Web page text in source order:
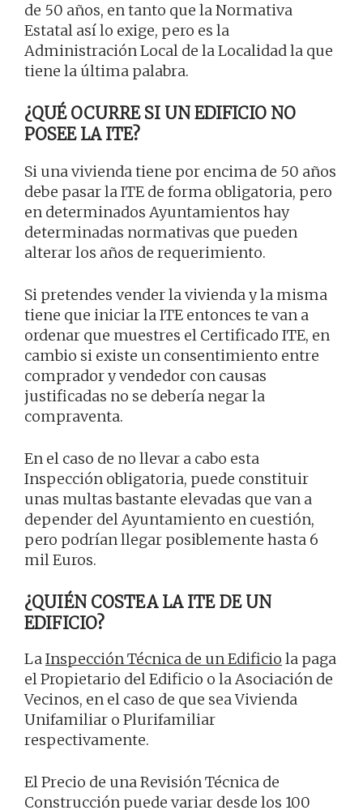
de 50 años, en tanto que la Normativa
Estatal así lo exige, pero es la
Administración Local de la Localidad la que
tiene la última palabra.
¿QUÉ OCURRE SI UN EDIFICIO NO
POSEE LA ITE?
Si una vivienda tiene por encima de 50 años
debe pasar la ITE de forma obligatoria, pero
en determinados Ayuntamientos hay
determinadas normativas que pueden
alterar los años de requerimiento.
Si pretendes vender la vivienda y la misma
tiene que iniciar la ITE entonces te van a
ordenar que muestres el Certificado ITE, en
cambio si existe un consentimiento entre
comprador y vendedor con causas
justificadas no se debería negar la
compraventa.
En el caso de no llevar a cabo esta
Inspección obligatoria, puede constituir
unas multas bastante elevadas que van a
depender del Ayuntamiento en cuestión,
pero podrían llegar posiblemente hasta 6
mil Euros.
¿QUIÉN COSTEA LA ITE DE UN
EDIFICIO?
LaInspección Técnica de un Edificio la paga
el Propietario del Edificio o la Asociación de
Vecinos, en el caso de que sea Vivienda
Unifamiliar o Plurifamiliar
respectivamente.
El Precio de una Revisión Técnica de
Construcción puede variar desde los 100